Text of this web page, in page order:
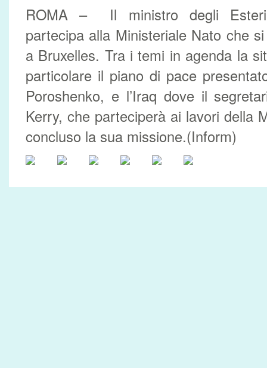
ROMA – Il ministro degli Esteri
partecipa alla Ministeriale Nato che
a Bruxelles. Tra i temi in agenda la
particolare il piano di pace
Poroshenko, e l’Iraq dove il
Kerry, che parteciperà ai lavori della
concluso la sua missione.(Inform)